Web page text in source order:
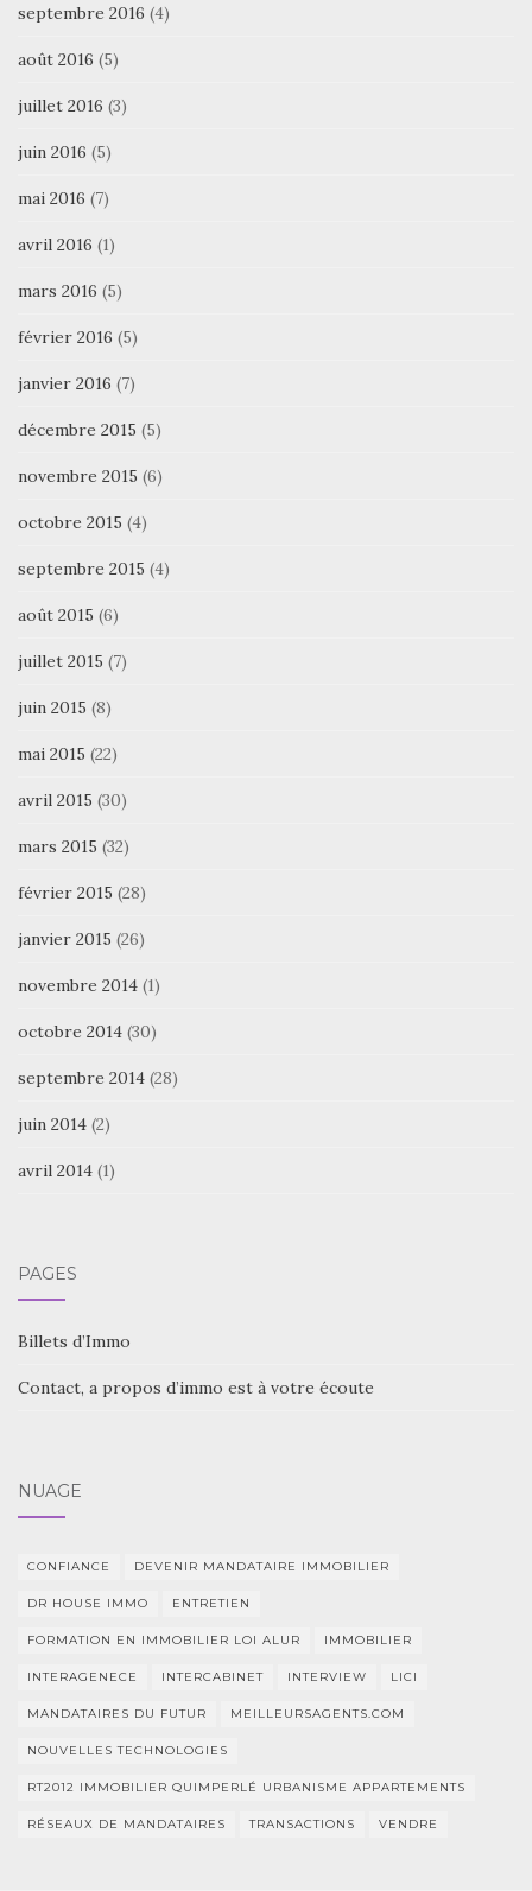
septembre 2016 (4)
août 2016 (5)
juillet 2016 (3)
juin 2016 (5)
mai 2016 (7)
avril 2016 (1)
mars 2016 (5)
février 2016 (5)
janvier 2016 (7)
décembre 2015 (5)
novembre 2015 (6)
octobre 2015 (4)
septembre 2015 (4)
août 2015 (6)
juillet 2015 (7)
juin 2015 (8)
mai 2015 (22)
avril 2015 (30)
mars 2015 (32)
février 2015 (28)
janvier 2015 (26)
novembre 2014 (1)
octobre 2014 (30)
septembre 2014 (28)
juin 2014 (2)
avril 2014 (1)
PAGES
Billets d’Immo
Contact, a propos d’immo est à votre écoute
NUAGE
CONFIANCE DEVENIR MANDATAIRE IMMOBILIER
DR HOUSE IMMO ENTRETIEN
FORMATION EN IMMOBILIER LOI ALUR IMMOBILIER
INTERAGENECE INTERCABINET INTERVIEW LICI
MANDATAIRES DU FUTUR MEILLEURSAGENTS.COM
NOUVELLES TECHNOLOGIES
RT2012 IMMOBILIER QUIMPERLÉ URBANISME APPARTEMENTS
RÉSEAUX DE MANDATAIRES TRANSACTIONS VENDRE